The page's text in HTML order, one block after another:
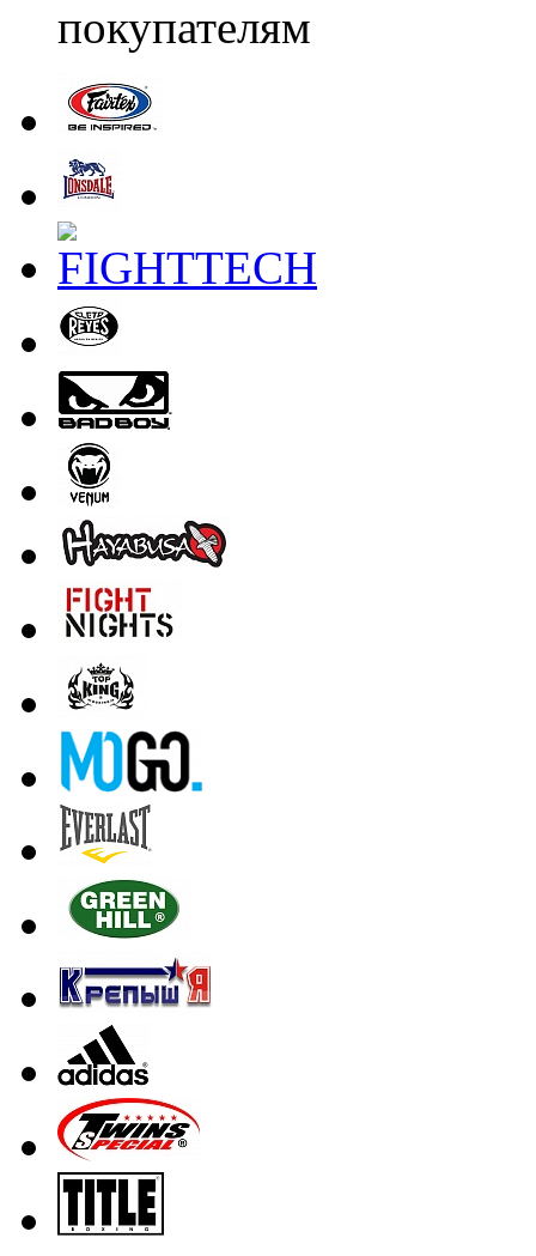
покупателям